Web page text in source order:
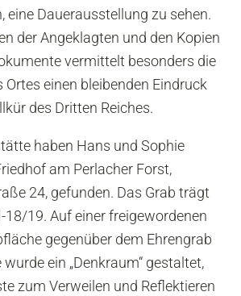
eine Dauerausstellung zu sehen.
der Angeklagten und den Kopien
vermittelt besonders die
einen bleibenden Eindruck
des Dritten Reiches.
haben Hans und Sophie
am Perlacher Forst,
24, gefunden. Das Grab trägt
18/19. Auf einer freigewordenen
gegenüber dem Ehrengrab
ein „Denkraum“ gestaltet,
zum Verweilen und Reflektieren